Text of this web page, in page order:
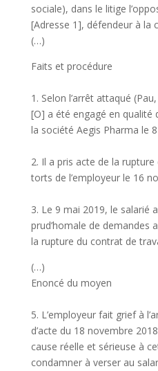
sociale), dans le litige
[Adresse 1], défendeur à la
(…)
Faits et procédure
1. Selon l’arrêt attaqué
[O] a été engagé en qualité
la société Aegis Pharma le
2. Il a pris acte de la
torts de l’employeur le 16
3. Le 9 mai 2019, le salarié
prud’homale de demandes
la rupture du contrat de
(…)
Enoncé du moyen
5. L’employeur fait grief à
d’acte du 18 novembre
cause réelle et sérieuse à
condamner à verser au